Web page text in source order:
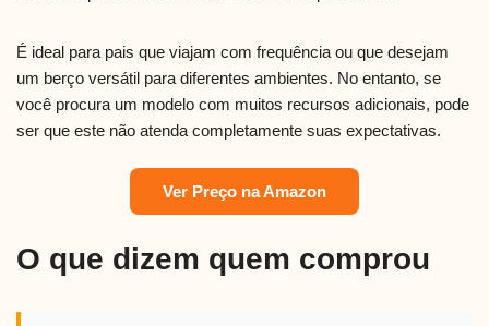
É ideal para pais que viajam com frequência ou que desejam
um berço versátil para diferentes ambientes. No entanto, se
você procura um modelo com muitos recursos adicionais, pode
ser que este não atenda completamente suas expectativas.
Ver Preço na Amazon
O que dizem quem comprou